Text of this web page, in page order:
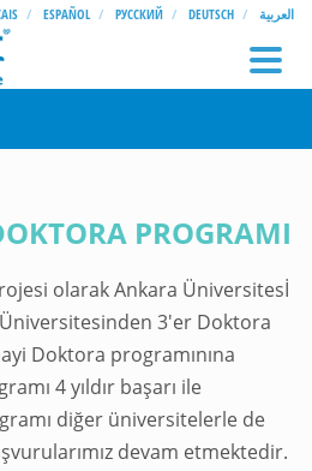
ESPAÑOL РУССКИЙ DEUTSCH العربية
PROGRAMI
olarak Ankara Üniversitesİ
3'er Doktora
Doktora programınına
4 yıldır başarı ile
diğer üniversitelerle de
devam etmektedir.